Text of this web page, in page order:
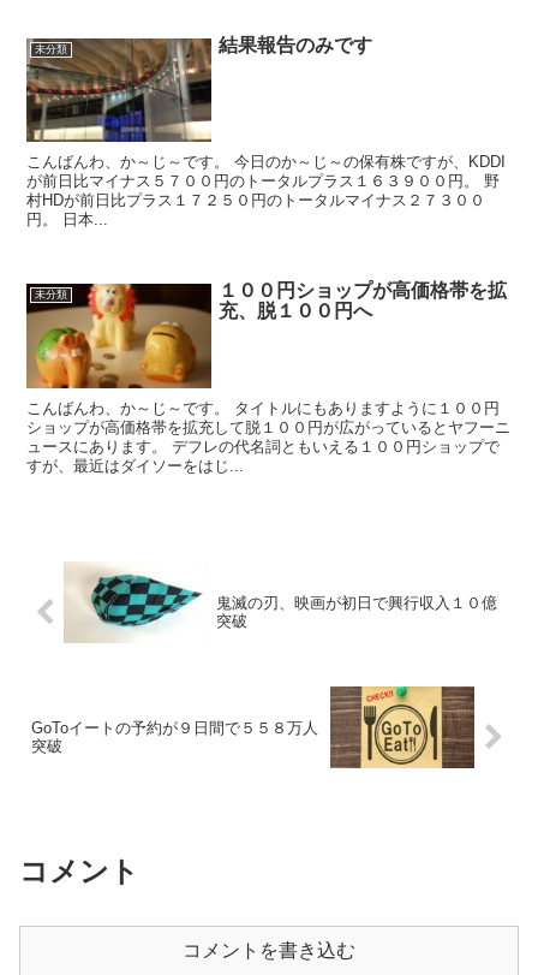
未分類 結果報告のみです
こんばんわ、か～じ～です。 今日のか～じ～の保有株ですが、KDDI
が前日比マイナス５７００円のトータルプラス１６３９００円。 野
村HDが前日比プラス１７２５０円のトータルマイナス２７３００
円。 日本...
未分類
１００円ショップが高価格帯を拡
充、脱１００円へ
こんばんわ、か～じ～です。 タイトルにもありますように１００円
ショップが高価格帯を拡充して脱１００円が広がっているとヤフーニ
ュースにあります。 デフレの代名詞ともいえる１００円ショップで
すが、最近はダイソーをはじ...
鬼滅の刃、映画が初日で興行収入１０億
突破
GoToイートの予約が９日間で５５８万人
突破
コメント
コメントを書き込む